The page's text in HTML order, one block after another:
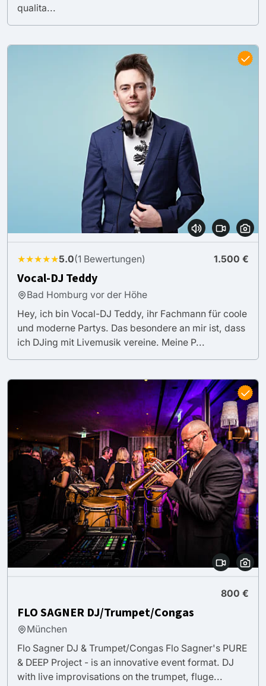
qualita...
★★★★★5.0(1 Bewertungen) 1.500 €
Vocal-DJ Teddy
Bad Homburg vor der Höhe
Hey, ich bin Vocal-DJ Teddy, ihr Fachmann für coole
und moderne Partys. Das besondere an mir ist, dass
ich DJing mit Livemusik vereine. Meine P...
800 €
FLO SAGNER DJ/Trumpet/Congas
München
Flo Sagner DJ & Trumpet/Congas Flo Sagner's PURE
& DEEP Project - is an innovative event format. DJ
with live improvisations on the trumpet, fluge...